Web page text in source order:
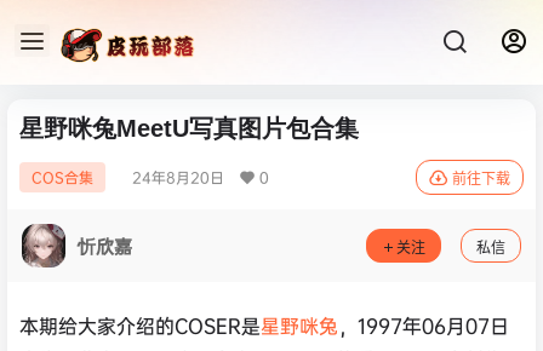
星野咪兔MeetU写真图片包合集
COS合集 24年8月20日 0 前往下载
忻欣嘉 关注 私信
本期给大家介绍的COSER是星野咪兔，1997年06月07日